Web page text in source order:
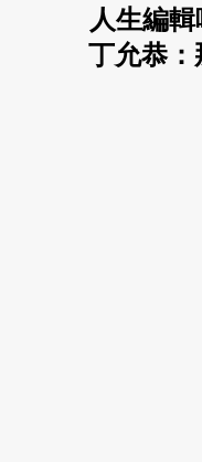
人生編
丁允恭：